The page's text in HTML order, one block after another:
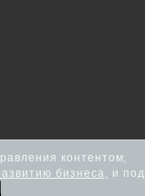
контентом,
бизнеса,
и под